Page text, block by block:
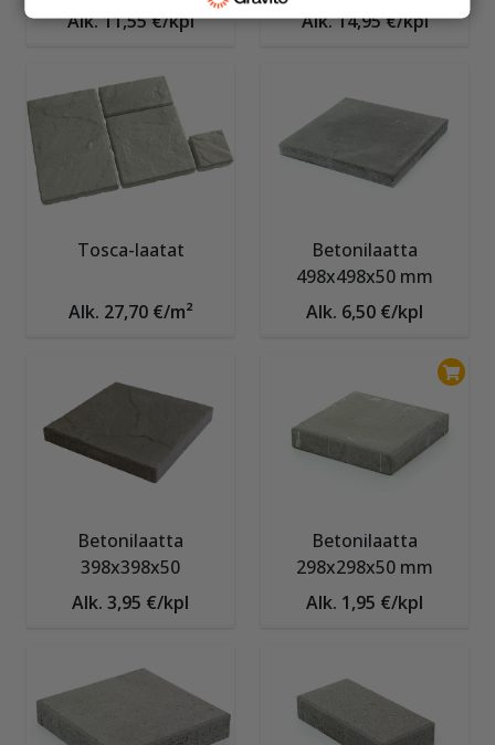
Alk. 11,55 €/kpl
Alk. 14,95 €/kpl
Tosca-laatat
Alk. 27,70 €/m²
Betonilaatta
498x498x50 mm
Alk. 6,50 €/kpl
Betonilaatta
398x398x50
Alk. 3,95 €/kpl
Betonilaatta
298x298x50 mm
Alk. 1,95 €/kpl